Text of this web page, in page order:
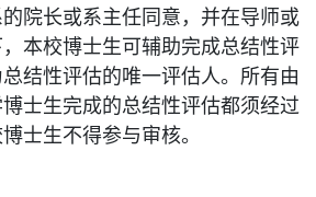
院长或系主任同意，并在导师或
本校博士生可辅助完成总结性评
结性评估的唯一评估人。所有由
士生完成的总结性评估都须经过
士生不得参与审核。